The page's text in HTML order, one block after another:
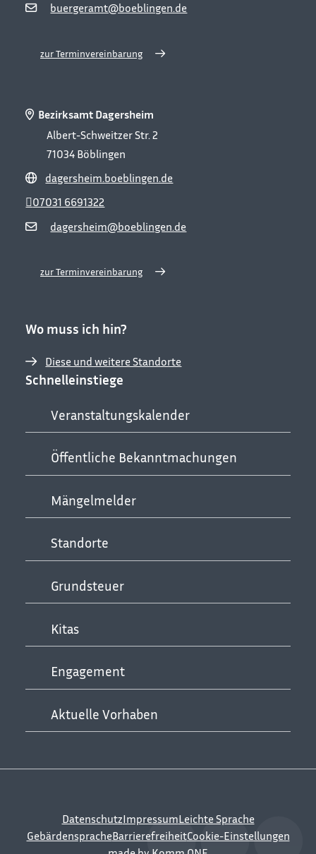
buergeramt@boeblingen.de
zur Terminvereinbarung
Bezirksamt Dagersheim
Albert-Schweitzer Str. 2
71034 Böblingen
dagersheim.boeblingen.de
dagersheim@boeblingen.de
07031 6691322
zur Terminvereinbarung
Wo muss ich hin?
Diese und weitere Standorte
Schnelleinstiege
Veranstaltungskalender
Öffentliche Bekanntmachungen
Mängelmelder
Standorte
Grundsteuer
Kitas
Engagement
Aktuelle Vorhaben
DatenschutzImpressumLeichte Sprache
GebärdenspracheBarrierefreiheitCookie-Einstellungen